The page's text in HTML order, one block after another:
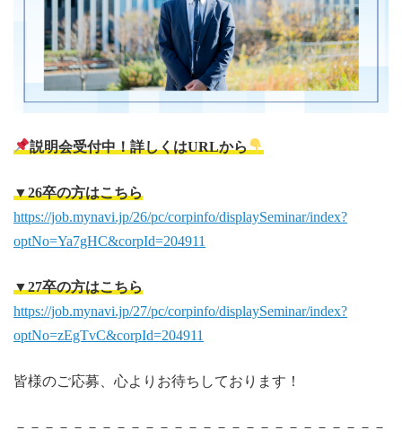
説明会受付中！詳しくはURLから
▼26卒の方はこちら
https://job.mynavi.jp/26/pc/corpinfo/displaySeminar/index?
optNo=Ya7gHC&corpId=204911
▼27卒の方はこちら
https://job.mynavi.jp/27/pc/corpinfo/displaySeminar/index?
optNo=zEgTvC&corpId=204911
皆様のご応募、心よりお待ちしております！
－－－－－－－－－－－－－－－－－－－－－－－－－－